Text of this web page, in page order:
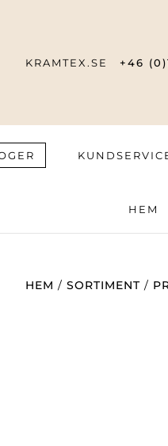
KRAMTEX.SE +46
HEM
HEM /SORTIMENT /